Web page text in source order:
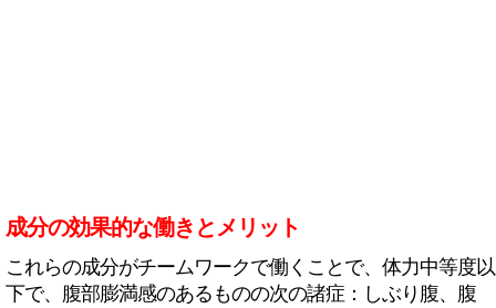
成分の効果的な働きとメリット
これらの成分がチームワークで働くことで、体力中等度以
下で、腹部膨満感のあるものの次の諸症：しぶり腹、腹